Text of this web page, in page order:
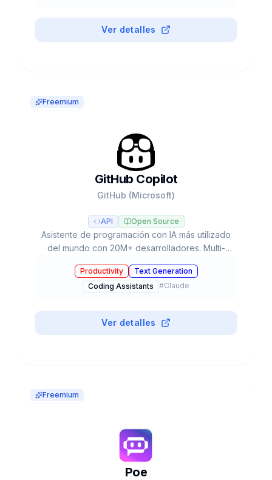
Ver detalles
Freemium
GitHub Copilot
GitHub (Microsoft)
API Open Source
Asistente de programación con IA más utilizado
del mundo con 20M+ desarrolladores. Multi-
Coding Agent autónomo y plan gratuito.
Productivity
Text Generation
Coding Assistants
#Claude
Ver detalles
Freemium
Poe